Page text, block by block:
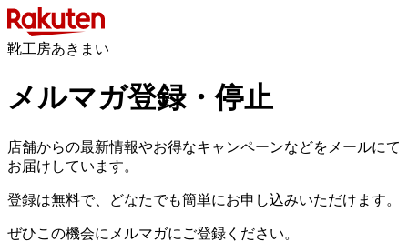
靴工房あきまい
メルマガ登録・停止
店舗からの最新情報やお得なキャンペーンなどをメールにて
お届けしています。
登録は無料で、どなたでも簡単にお申し込みいただけます。
ぜひこの機会にメルマガにご登録ください。